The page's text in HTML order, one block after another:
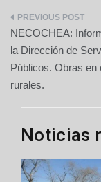
Navegación
de
entradas
NECOCHEA:
la Dirección de
Públicos. Obras en
rurales.
Noticias